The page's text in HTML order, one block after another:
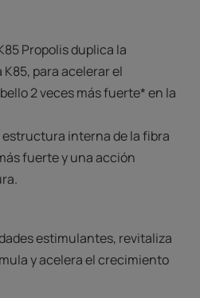
Propolis duplica la
para acelerar el
2 veces más fuerte* en la
estructura interna de la fibra
fuerte y una acción
estimulantes, revitaliza
y acelera el crecimiento